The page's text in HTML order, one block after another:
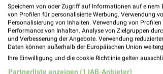
hbm Lohne
Speichern von oder Zugriff auf Informationen auf einem
von Profilen für personalisierte Werbung. Verwendung
Personalisierung von Inhalten. Verwendung von
Performance von Inhalten. Analyse von Zielgruppen
und Verbesserung der Angebote. Verwendung
Daten können außerhalb der Europäischen Union
Ihre Einwilligung und die cookie Richtlinie gelten
Partnerliste anzeigen (1 IAB-Anbieter)